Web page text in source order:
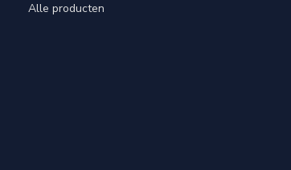
Alle producten